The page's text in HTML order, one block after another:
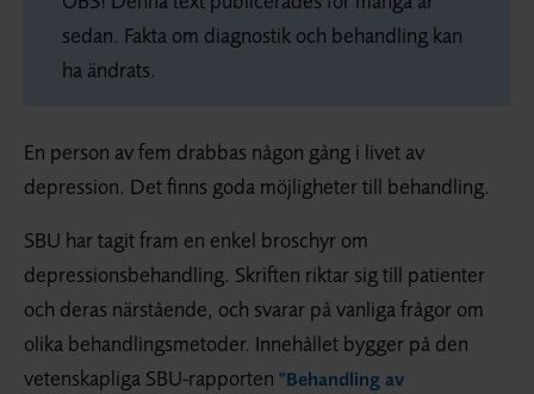
sedan. Fakta om diagnostik och behandling kan
ha ändrats.
En person av fem drabbas någon gång i livet av
depression. Det finns goda möjligheter till behandling.
SBU har tagit fram en enkel broschyr om
depressionsbehandling. Skriften riktar sig till patienter
och deras närstående, och svarar på vanliga frågor om
olika behandlingsmetoder. Innehållet bygger på den
vetenskapliga SBU-rapporten "Behandling av